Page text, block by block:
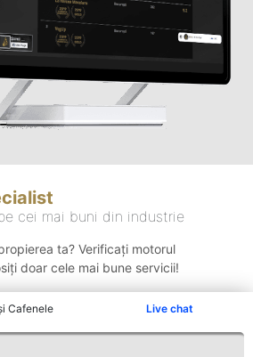
Cafenele Live chat
cei mai buni din industrie
ta? Verificați motorul
doar cele mai bune servicii!